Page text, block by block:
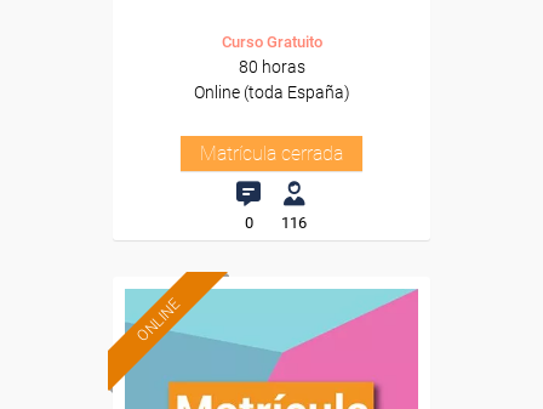
Curso Gratuito
80 horas
Online (toda España)
Matrícula cerrada
0 116
ONLINE